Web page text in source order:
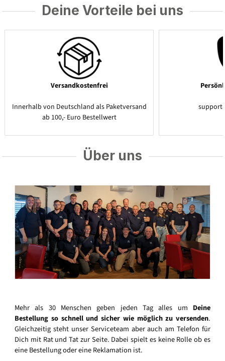
Deine Vorteile bei uns
Versandkostenfrei
Innerhalb von Deutschland als Paketversand
ab 100,- Euro Bestellwert
Über uns
Mehr als 30 Menschen geben jeden Tag alles um Deine
Bestellung so schnell und sicher wie möglich zu versenden.
Gleichzeitig steht unser Serviceteam aber auch am Telefon für
Dich mit Rat und Tat zur Seite. Dabei spielt es keine Rolle ob es
eine Bestellung oder eine Reklamation ist.